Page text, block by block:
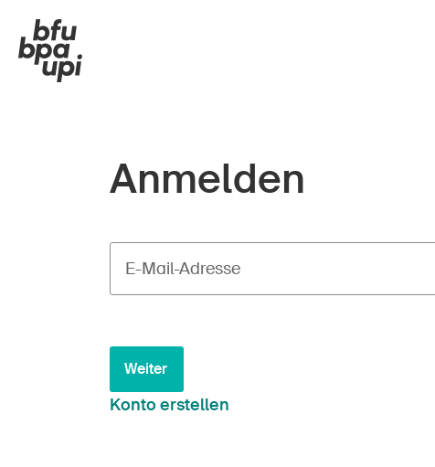
Anmelden
E-Mail-Adresse
Weiter
Konto erstellen